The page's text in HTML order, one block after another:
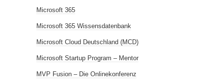
Microsoft 365
Microsoft 365 Wissensdatenbank
Microsoft Cloud Deutschland (MCD)
Microsoft Startup Program – Mentor
MVP Fusion – Die Onlinekonferenz